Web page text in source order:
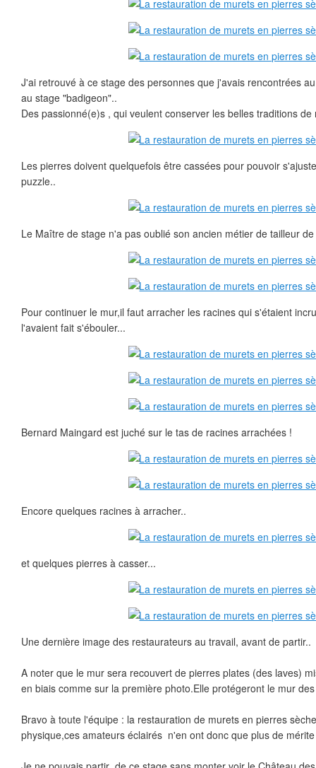
J'ai retrouvé à ce stage des personnes que j'avais rencontrées
au stage "badigeon"..
Des passionné(e)s , qui veulent conserver les belles traditions
Les pierres doivent quelquefois être cassées pour pouvoir
puzzle..
Le Maître de stage n'a pas oublié son ancien métier de tailleur
Pour continuer le mur,il faut arracher les racines qui s'étaient
l'avaient fait s'ébouler...
Bernard Maingard est juché sur le tas de racines arrachées !
Encore quelques racines à arracher..
et quelques pierres à casser...
Une dernière image des restaurateurs au travail, avant de partir..
A noter que le mur sera recouvert de pierres plates (des laves)
en biais comme sur la première photo.Elle protégeront le mur
Bravo à toute l'équipe : la restauration de murets en pierres
physique,ces amateurs éclairés n'en ont donc que plus de